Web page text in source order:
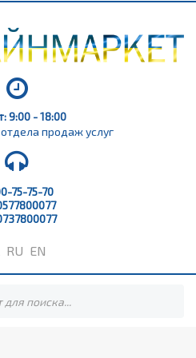
9:00 - 18:00
продаж услуг
75-75-70
RU EN